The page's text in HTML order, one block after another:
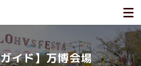
イド】万博会場